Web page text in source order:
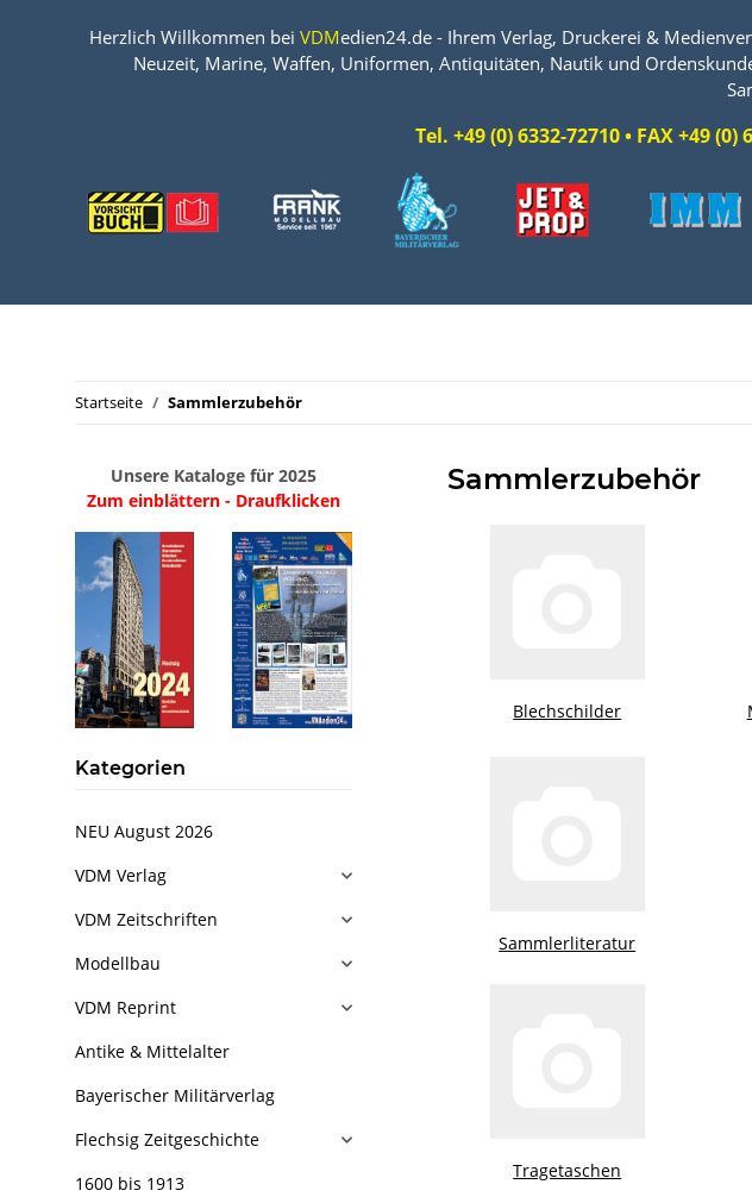
Herzlich Willkommen bei VDMedien24.de - Ihrem Verlag, Druckerei &
Neuzeit, Marine, Waffen, Uniformen, Antiquitäten, Nautik und
Tel. +49 (0) 6332-72710 • FAX +49
Startseite Sammlerzubehör
Sammlerzubehör
Blechschilder
Sammlerliteratur
Tragetaschen
Unsere Kataloge für 2025
Zum einblättern - Draufklicken
Kategorien
NEU August 2026
VDM Verlag
VDM Zeitschriften
Modellbau
VDM Reprint
Antike & Mittelalter
Bayerischer Militärverlag
Flechsig Zeitgeschichte
1600 bis 1913